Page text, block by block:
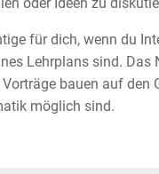
für dich, wenn du
Lehrplans sind.
bauen auf
möglich sind.